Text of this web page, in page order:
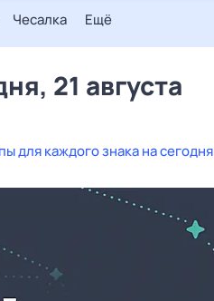
Чесалка Ещё
21 августа
для каждого знака на сегодня